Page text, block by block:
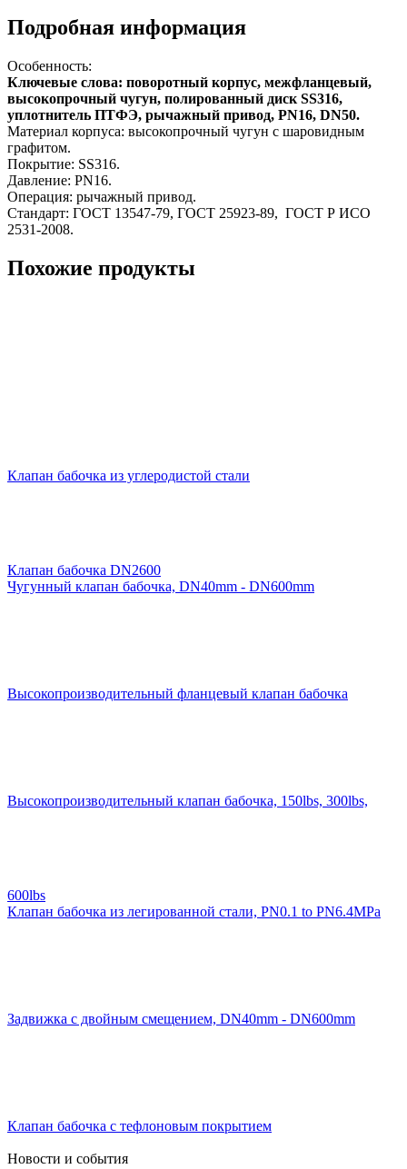
Подробная информация
Особенность:
Ключевые слова: поворотный корпус, межфланцевый,
высокопрочный чугун, полированный диск SS316,
уплотнитель ПТФЭ, рычажный привод, PN16, DN50.
Материал корпуса: высокопрочный чугун с шаровидным
графитом.
Покрытие: SS316.
Давление: PN16.
Операция: рычажный привод.
Стандарт: ГОСТ 13547-79, ГОСТ 25923-89, ГОСТ Р ИСО
2531-2008.
Похожие продукты
Клапан бабочка из углеродистой стали
Клапан бабочка DN2600
Чугунный клапан бабочка, DN40mm - DN600mm
Высокопроизводительный фланцевый клапан бабочка
Высокопроизводительный клапан бабочка, 150lbs, 300lbs,
600lbs
Клапан бабочка из легированной стали, PN0.1 to PN6.4MPa
Задвижка с двойным смещением, DN40mm - DN600mm
Клапан бабочка с тефлоновым покрытием
Новости и события